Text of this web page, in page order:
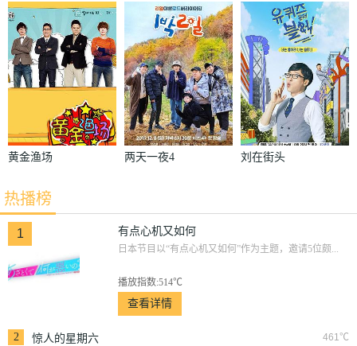
黄金渔场 两天一夜4 刘在街头
热播榜
1 有点心机又如何
日本节目以“有点心机又如何”作为主题，邀请5位颇...
播放指数:514℃
查看详情
2 461℃
惊人的星期六